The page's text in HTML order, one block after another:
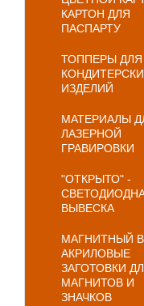
КАРТОН ДЛЯ
ПАСПАРТУ
ТОППЕРЫ ДЛЯ
ИЗДЕЛИЙ
МАТЕРИАЛЫ
ЛАЗЕРНОЙ
ГРАВИРОВКИ
"ОТКРЫТО" -
ВЫВЕСКА
МАГНИТНЫЙ
АКРИЛОВЫЕ
ЗАГОТОВКИ
МАГНИТОВ И
ЗНАЧКОВ